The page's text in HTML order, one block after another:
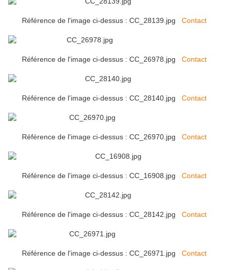
Référence de l'image ci-dessus : CC_28139.jpg Contact
Référence de l'image ci-dessus : CC_26978.jpg Contact
Référence de l'image ci-dessus : CC_28140.jpg Contact
Référence de l'image ci-dessus : CC_26970.jpg Contact
Référence de l'image ci-dessus : CC_16908.jpg Contact
Référence de l'image ci-dessus : CC_28142.jpg Contact
Référence de l'image ci-dessus : CC_26971.jpg Contact